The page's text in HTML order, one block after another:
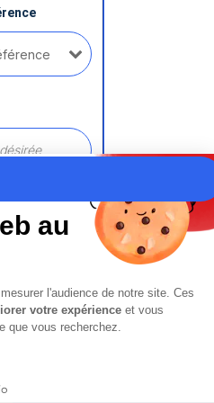
une
au
l'audience de notre site. Ces
votre expérience et vous
que vous recherchez.